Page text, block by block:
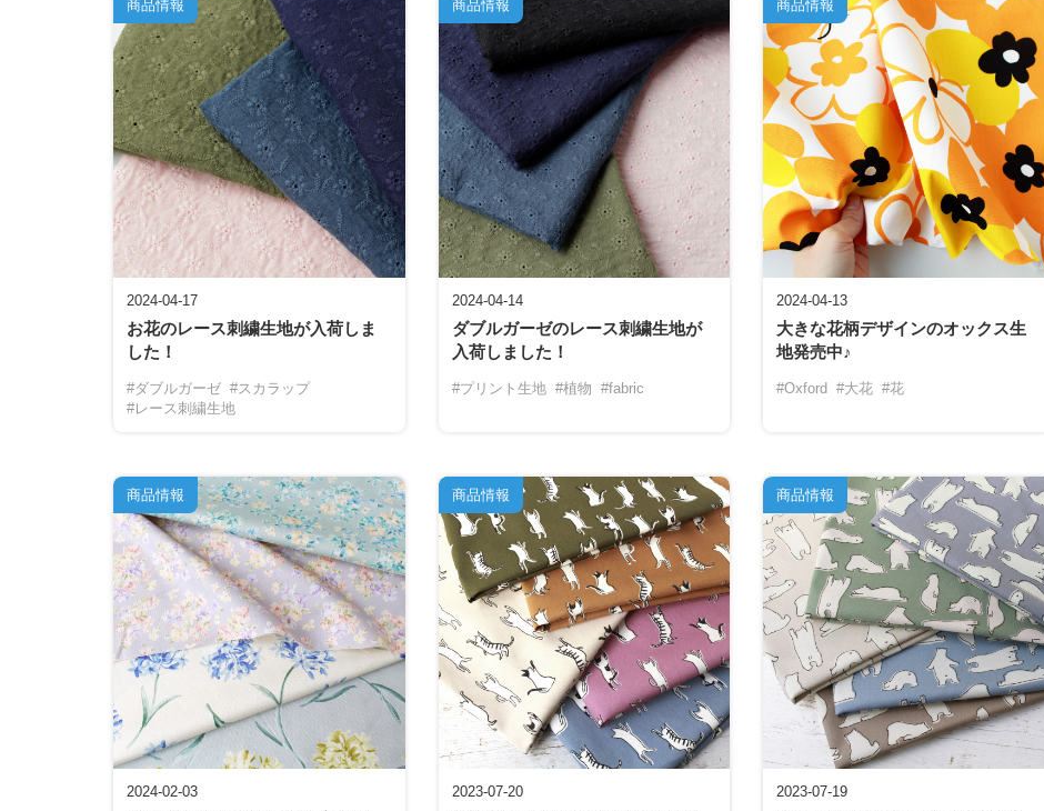
2024-04-17
お花のレース刺繍生地が入荷しま
した！
#ダブルガーゼ #スカラップ
#レース刺繍生地
商品情報
2024-04-14
ダブルガーゼのレース刺繍生地が
入荷しました！
#プリント生地 #植物 #fabric
商品情報
2024-04-13
大きな花柄デザインのオックス生
地発売中♪
#Oxford #大花 #花
商品情報
2024-02-03
商品情報
2023-07-20
商品情報
2023-07-19
商品情報